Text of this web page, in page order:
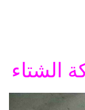
الشتاء